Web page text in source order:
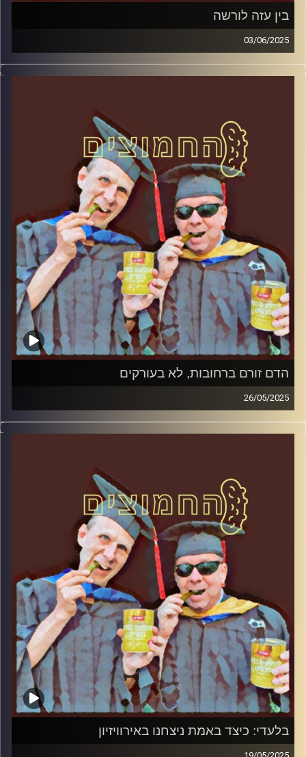
בין עזה לורשה
03/06/2025
המערכת הפוליטית על ספת הפסיכולוג, עם פרופסור בועז בן-
דוד ופרופסור גלעד הירשברגר
קרדיט תמונות:AudioVersity
הדם זורם ברחובות, לא בעורקים
26/05/2025
המערכת הפוליטית על ספת הפסיכולוג, עם פרופסור בועז בן-
דוד ופרופסור גלעד הירשברגר
קרדיט תמונות:AudioVersity
בלעדי: כיצד באמת ניצחנו באירוויזיון